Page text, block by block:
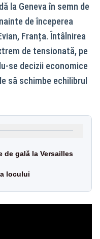
la Geneva în semn de
de începerea
Franța. Întâlnirea
de tensionată, pe
se decizii economice
să schimbe echilibrul
gală la Versailles
locului